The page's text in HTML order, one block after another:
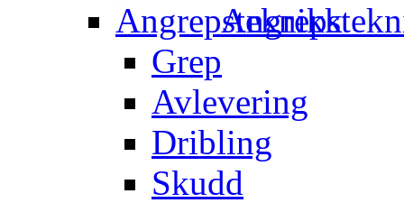
Grep
Avlevering
Dribling
Skudd